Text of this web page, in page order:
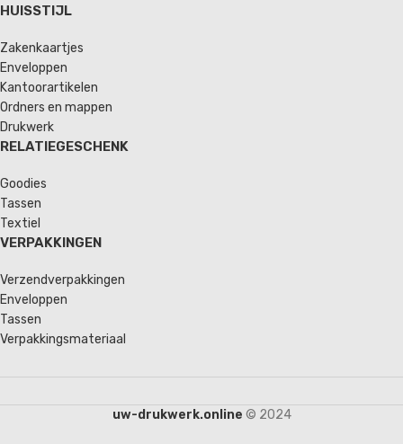
HUISSTIJL
Zakenkaartjes
Enveloppen
Kantoorartikelen
Ordners en mappen
Drukwerk
RELATIEGESCHENK
Goodies
Tassen
Textiel
VERPAKKINGEN
Verzendverpakkingen
Enveloppen
Tassen
Verpakkingsmateriaal
uw-drukwerk.online © 2024